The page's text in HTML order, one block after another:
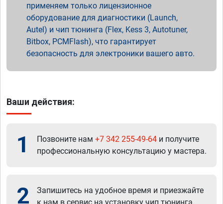
применяем только лицензионное
оборудование для диагностики (Launch,
Autel) и чип тюнинга (Flex, Kess 3, Autotuner,
Bitbox, PCMFlash), что гарантирует
безопасность для электроники вашего авто.
Ваши действия:
1 Позвоните нам +7 342 255-49-64 и получите
профессиональную консультацию у мастера.
2
Запишитесь на удобное время и приезжайте
к нам в сервис на установку чип тюнинга.